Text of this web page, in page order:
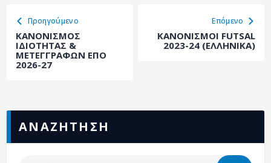
ΕΠΙΚΟΙΝΩΝΙΑ
Προηγούμενο
ΚΑΝΟΝΙΣΜΟΣ
ΙΔΙΟΤΗΤΑΣ &
ΜΕΤΕΓΓΡΑΦΩΝ ΕΠΟ
2026-27
Eπόμενο
ΚΑΝΟΝΙΣΜΟΙ FUTSAL
2023-24 (ΕΛΛΗΝΙΚΑ)
ΑΝΑΖΗΤΗΣΗ